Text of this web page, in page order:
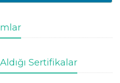
Sertifikalar